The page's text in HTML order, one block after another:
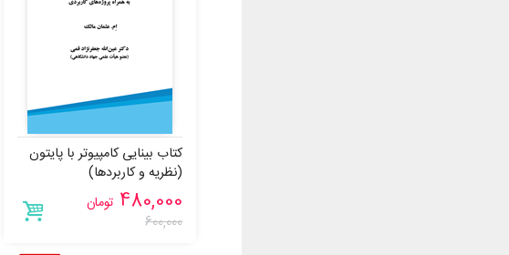
کتاب بینایی کامپیوتر با پایتون
(نظریه و کاربردها)
480,000 تومان
600,000